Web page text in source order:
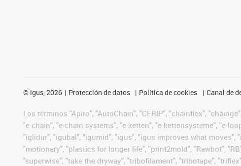
© igus, 2026 Protección de datos Política de cookies Canal de
Los términos "Apiro", "AutoChain", "CFRIP", "chainflex",
"e-chain", "e-chain systems", "e-ketten", "e-kettensysteme", "e-
"iglidur", "igubal", "igumid", "igus", "igus improves what moves",
"motionary", "plastics for longer life", "print2mold", "Rawbot",
"superwise", "take the dryway", "tribofilament", "tribotape",